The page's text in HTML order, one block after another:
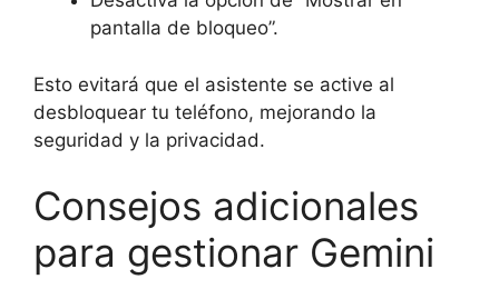
pantalla de bloqueo”.
Esto evitará que el asistente se active al
desbloquear tu teléfono, mejorando la
seguridad y la privacidad.
Consejos adicionales
para gestionar Gemini